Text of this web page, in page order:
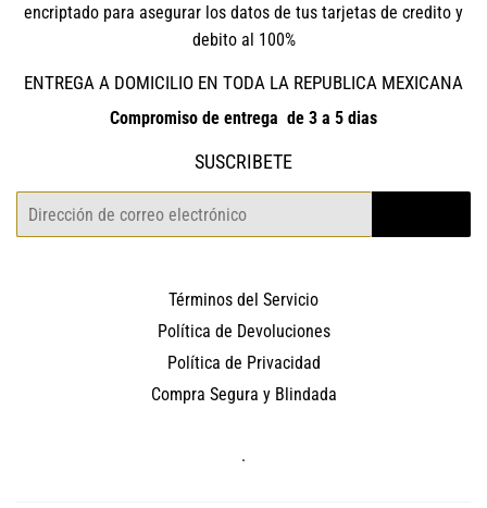
encriptado para asegurar los datos de tus tarjetas de credito y
debito al 100%
ENTREGA A DOMICILIO EN TODA LA REPUBLICA MEXICANA
Compromiso de entrega de 3 a 5 dias
SUSCRIBETE
Correo
Términos del Servicio
Política de Devoluciones
Política de Privacidad
Compra Segura y Blindada
.